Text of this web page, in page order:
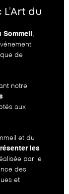
du
,
de
notre
aux
et du
les
par le
des
et